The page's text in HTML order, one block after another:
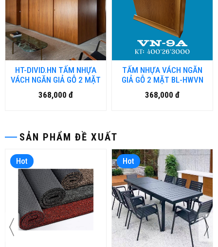
SẢN PHẨM ĐỀ XUẤT
Hot Hot
HT-DIVID.HN TẤM NHỰA
VÁCH NGĂN GIẢ GỖ 2 MẶT
368,000 đ
TẤM NHỰA VÁCH NGĂN
GIẢ GỖ 2 MẶT BL-HWVN
368,000 đ